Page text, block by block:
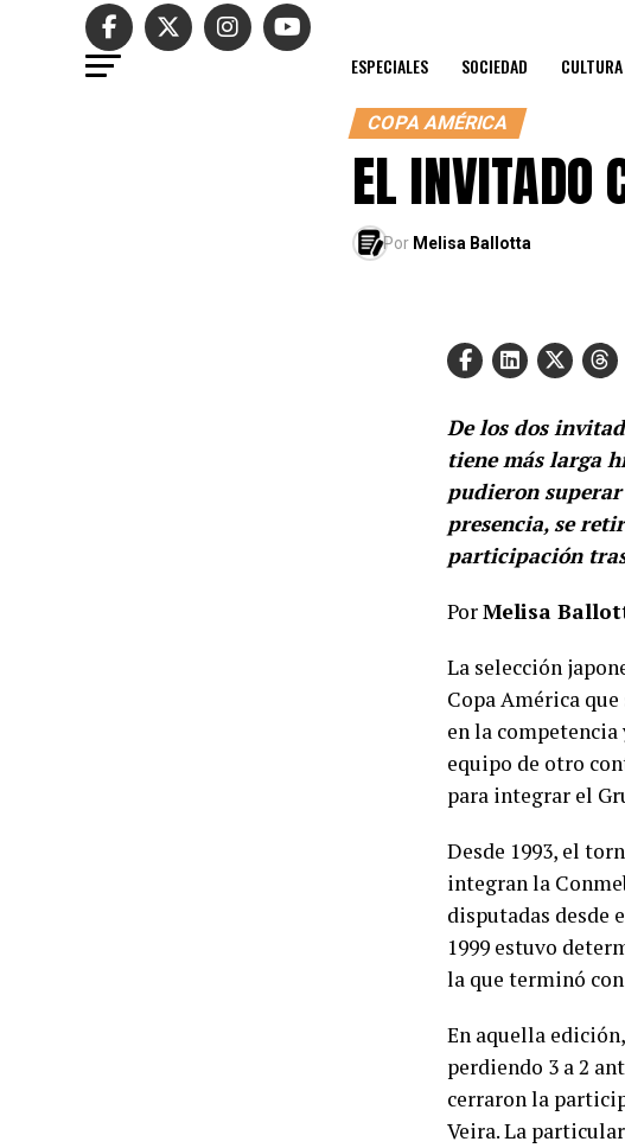
ESPECIALES SOCIEDAD CULTURA
COPA AMÉRICA
EL INVITADO
Por Melisa Ballotta
De los dos
tiene más larga
pudieron
presencia, se
participación
PorMelisa
La selección
Copa América
en la competencia
equipo de otro
para integrar el
Desde 1993, el
integran la
disputadas desde
1999 estuvo
la que terminó
En aquella
perdiendo 3 a 2
cerraron la
Veira. La